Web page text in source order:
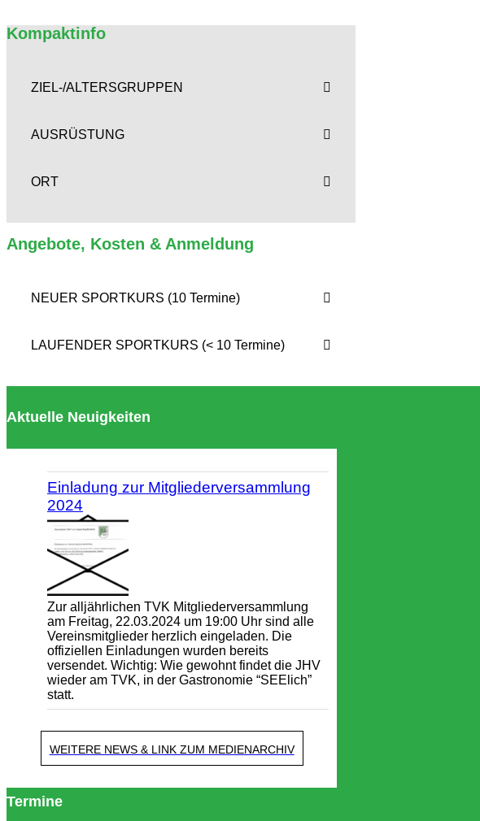
Kompaktinfo
ZIEL-/ALTERSGRUPPEN
AUSRÜSTUNG
ORT
Angebote, Kosten & Anmeldung
NEUER SPORTKURS (10 Termine)
LAUFENDER SPORTKURS (< 10 Termine)
Aktuelle Neuigkeiten
Einladung zur Mitgliederversammlung
2024
Zur alljährlichen TVK Mitgliederversammlung
am Freitag, 22.03.2024 um 19:00 Uhr sind alle
Vereinsmitglieder herzlich eingeladen. Die
offiziellen Einladungen wurden bereits
versendet. Wichtig: Wie gewohnt findet die JHV
wieder am TVK, in der Gastronomie “SEElich”
statt.
WEITERE NEWS & LINK ZUM MEDIENARCHIV
Termine